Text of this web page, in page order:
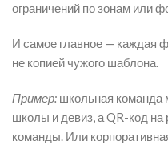
ограничений по зонам или
И самое главное — каждая
не копией чужого шаблона.
Пример: школьная команда
школы и девиз, а QR-код на
команды. Или